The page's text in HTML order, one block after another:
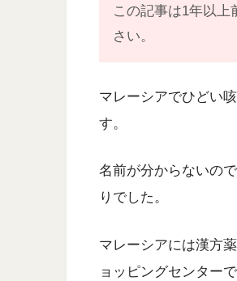
この記事は1年以
さい。
マレーシアでひどい
す。
名前が分からないの
りでした。
マレーシアには漢方
ョッピングセンター